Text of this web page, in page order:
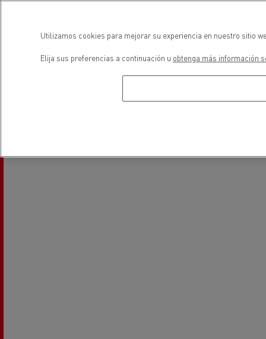
ubicación
Utilizamos cookies para mejorar su experiencia en nuestro sitio
Elija sus preferencias a continuación u obtenga más información